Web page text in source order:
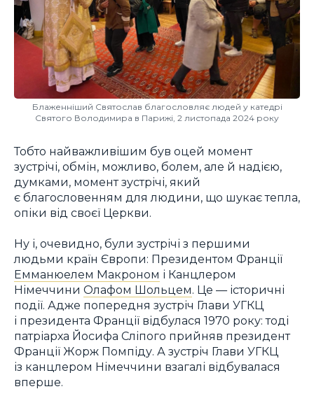
Блаженніший Святослав благословляє людей у катедрі
Святого Володимира в Парижі, 2 листопада 2024 року
Тобто найважливішим був оцей момент
зустрічі, обмін, можливо, болем, але й надією,
думками, момент зустрічі, який
є благословенням для людини, що шукає тепла,
опіки від своєї Церкви.
Ну і, очевидно, були зустрічі з першими
людьми країн Європи: Президентом Франції
Емманюелем Макроном і Канцлером
Німеччини Олафом Шольцем. Це — історичні
події. Адже попередня зустріч Глави УГКЦ
і президента Франції відбулася 1970 року: тоді
патріарха Йосифа Сліпого прийняв президент
Франції Жорж Помпіду. А зустріч Глави УГКЦ
із канцлером Німеччини взагалі відбувалася
вперше.